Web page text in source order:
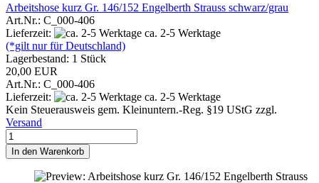
Arbeitshose kurz Gr. 146/152 Engelberth Strauss schwarz/grau
Art.Nr.: C_000-406
Lieferzeit:
ca. 2-5 Werktage
(*gilt nur für Deutschland)
Lagerbestand: 1 Stück
20,00 EUR
Art.Nr.: C_000-406
Lieferzeit:
ca. 2-5 Werktage
Kein Steuerausweis gem. Kleinuntern.-Reg. §19 UStG zzgl.
Versand
In den Warenkorb